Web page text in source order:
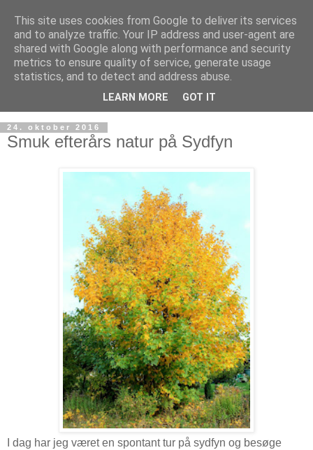
24. oktober 2016
Smuk efterårs natur på Sydfyn
I dag har jeg været en spontant tur på sydfyn og besøge
This site uses cookies from Google to deliver its services
and to analyze traffic. Your IP address and user-agent are
shared with Google along with performance and security
metrics to ensure quality of service, generate usage
statistics, and to detect and address abuse.
LEARN MORE GOT IT